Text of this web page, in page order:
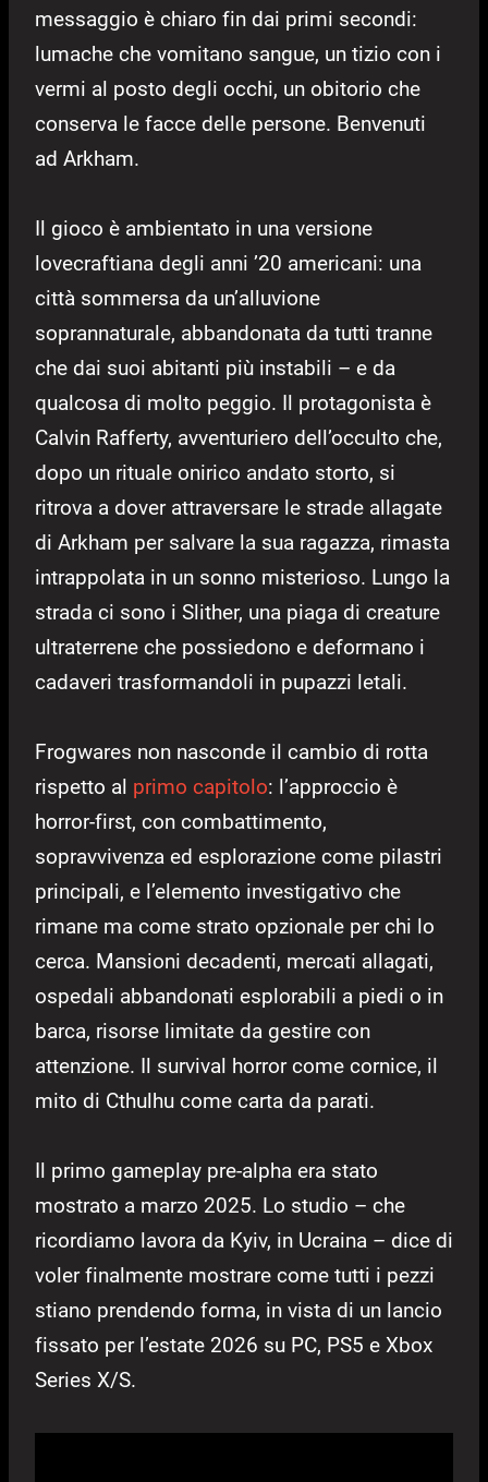
messaggio è chiaro fin dai primi secondi:
lumache che vomitano sangue, un tizio con i
vermi al posto degli occhi, un obitorio che
conserva le facce delle persone. Benvenuti
ad Arkham.
Il gioco è ambientato in una versione
lovecraftiana degli anni ’20 americani: una
città sommersa da un’alluvione
soprannaturale, abbandonata da tutti tranne
che dai suoi abitanti più instabili – e da
qualcosa di molto peggio. Il protagonista è
Calvin Rafferty, avventuriero dell’occulto che,
dopo un rituale onirico andato storto, si
ritrova a dover attraversare le strade allagate
di Arkham per salvare la sua ragazza, rimasta
intrappolata in un sonno misterioso. Lungo la
strada ci sono i Slither, una piaga di creature
ultraterrene che possiedono e deformano i
cadaveri trasformandoli in pupazzi letali.
Frogwares non nasconde il cambio di rotta
rispetto al primo capitolo: l’approccio è
horror-first, con combattimento,
sopravvivenza ed esplorazione come pilastri
principali, e l’elemento investigativo che
rimane ma come strato opzionale per chi lo
cerca. Mansioni decadenti, mercati allagati,
ospedali abbandonati esplorabili a piedi o in
barca, risorse limitate da gestire con
attenzione. Il survival horror come cornice, il
mito di Cthulhu come carta da parati.
Il primo gameplay pre-alpha era stato
mostrato a marzo 2025. Lo studio – che
ricordiamo lavora da Kyiv, in Ucraina – dice di
voler finalmente mostrare come tutti i pezzi
stiano prendendo forma, in vista di un lancio
fissato per l’estate 2026 su PC, PS5 e Xbox
Series X/S.